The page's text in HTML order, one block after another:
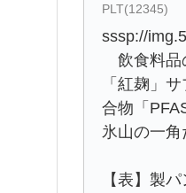
PLT(12345)
sssp://
飲食料品
「紅麹」
合物「
氷山の一角
【表】製